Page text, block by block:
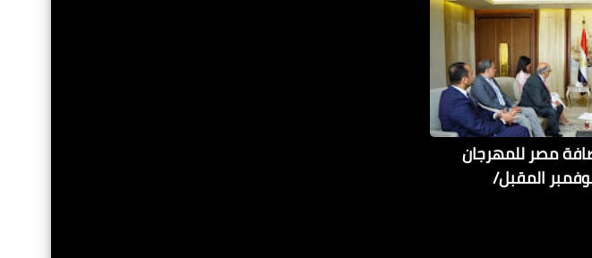
مصر للمهرجان
المقبل/